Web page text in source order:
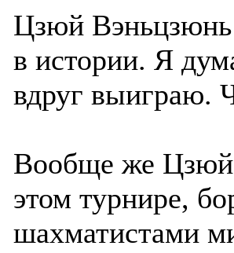
Цзюй
в истории. Я
вдруг выиграю.
Вообще же Цзюй
этом турнире,
шахматистами